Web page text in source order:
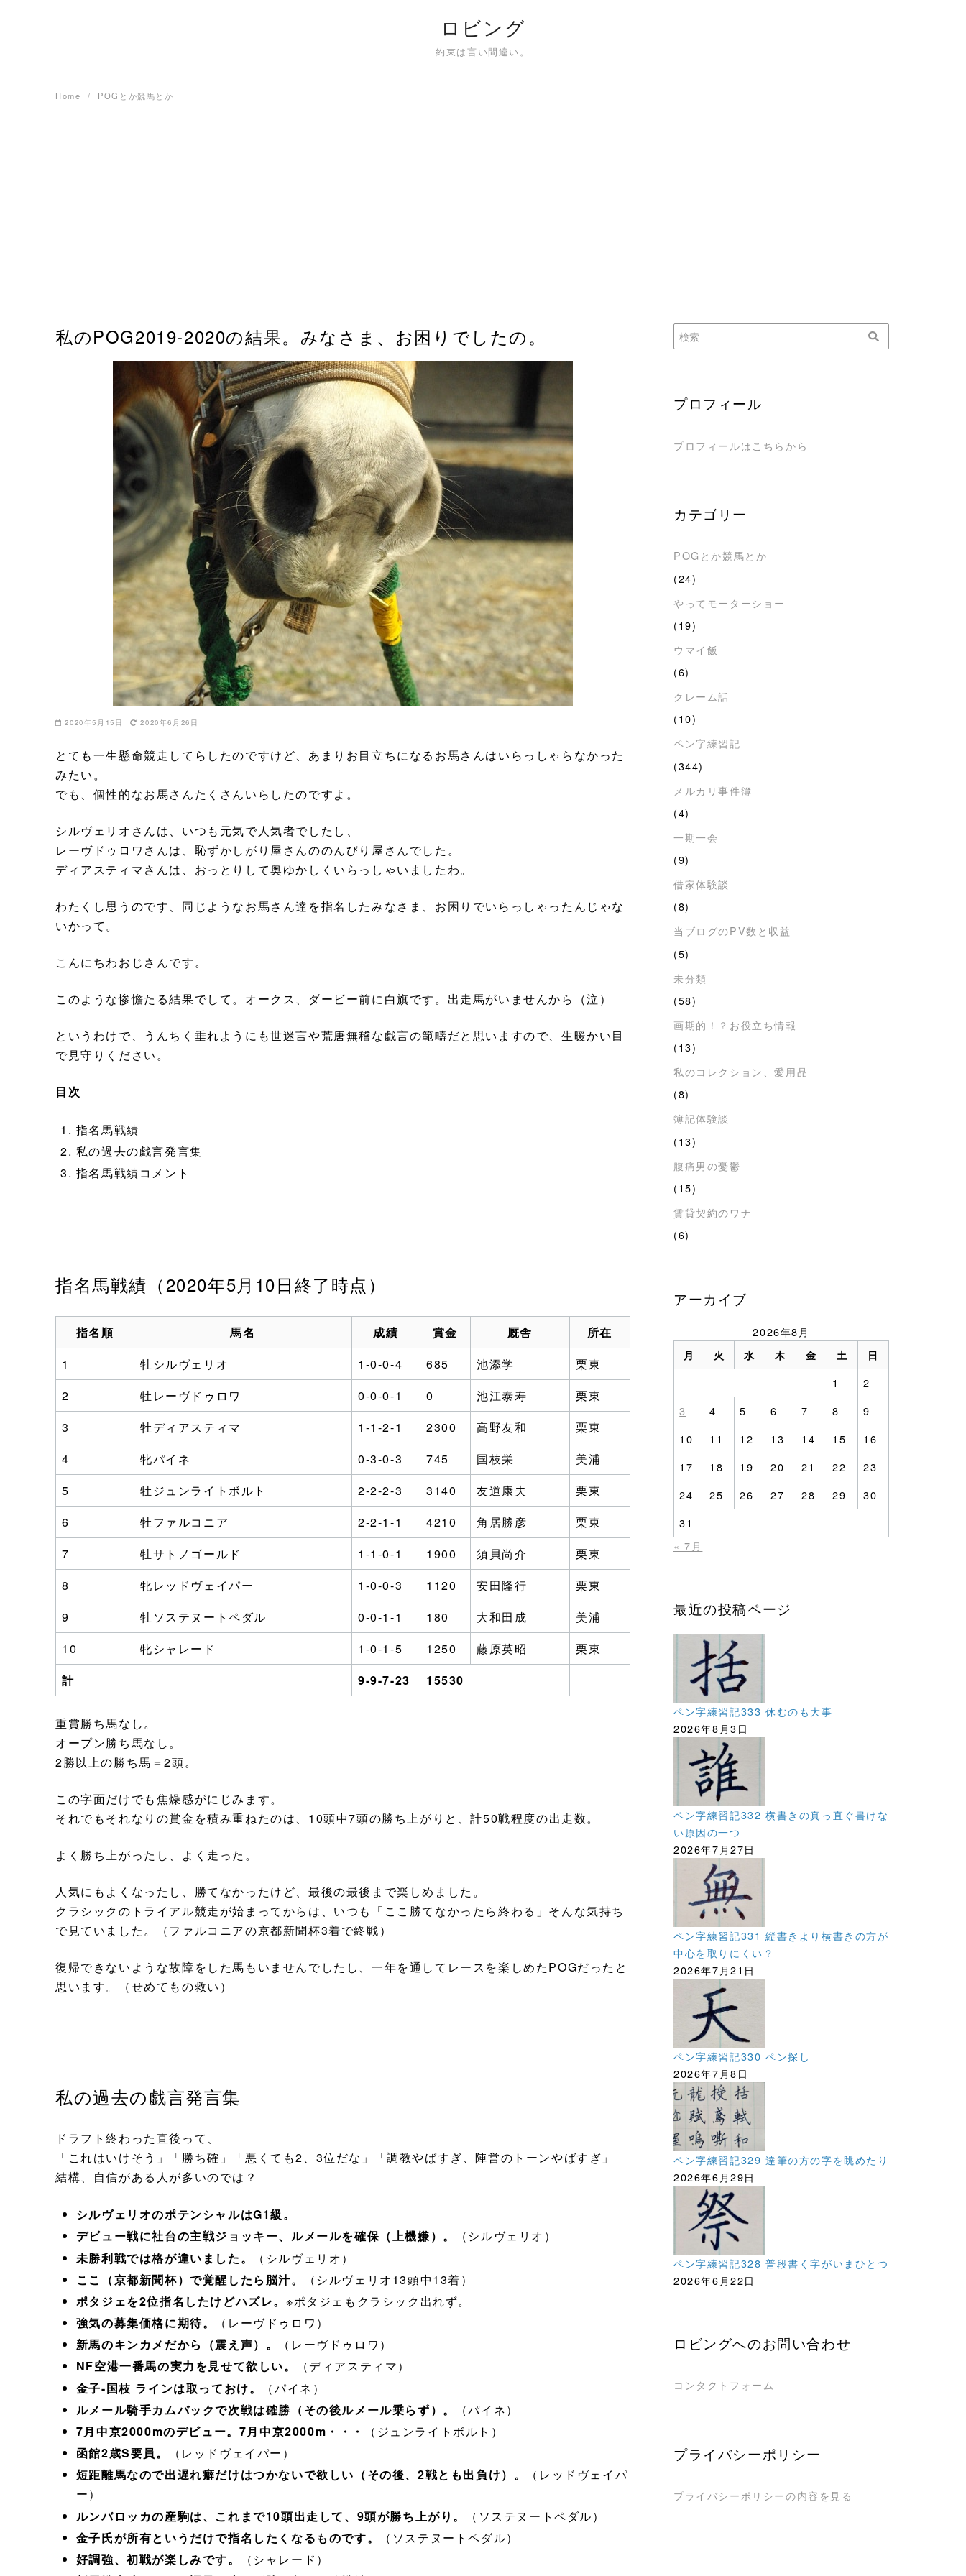
ロビング
約束は言い間違い。
Home POGとか競馬とか
私のPOG2019-2020の結果。みなさま、お困りでしたの。
2020年5月15日 2020年6月26日
とても一生懸命競走してらしたのですけど、あまりお目立ちになるお馬さんはいらっしゃらなかった
みたい。
でも、個性的なお馬さんたくさんいらしたのですよ。
シルヴェリオさんは、いつも元気で人気者でしたし、
レーヴドゥロワさんは、恥ずかしがり屋さんののんびり屋さんでした。
ディアスティマさんは、おっとりして奥ゆかしくいらっしゃいましたわ。
わたくし思うのです、同じようなお馬さん達を指名したみなさま、お困りでいらっしゃったんじゃな
いかって。
こんにちわおじさんです。
このような惨憺たる結果でして。オークス、ダービー前に白旗です。出走馬がいませんから（泣）
というわけで、うんちく垂れようにも世迷言や荒唐無稽な戯言の範疇だと思いますので、生暖かい目
で見守りください。
目次
指名馬戦績
私の過去の戯言発言集
指名馬戦績コメント
指名馬戦績（2020年5月10日終了時点）
指名順 馬名 成績 賞金 厩舎
所在
1
牡シルヴェリオ 1-0-0-4 685 池添学
栗東
2
牡レーヴドゥロワ 0-0-0-1 0 池江泰寿
栗東
3
牡ディアスティマ 1-1-2-1 2300 高野友和
栗東
4
牝パイネ 0-3-0-3 745 国枝栄
美浦
5
牡ジュンライトボルト 2-2-2-3 3140 友道康夫
栗東
6
牡ファルコニア 2-2-1-1 4210 角居勝彦
栗東
7
牡サトノゴールド 1-1-0-1 1900 須貝尚介
栗東
8
牝レッドヴェイパー 1-0-0-3 1120 安田隆行
栗東
9
牡ソステヌートペダル 0-0-1-1 180 大和田成
美浦
10
牝シャレード 1-0-1-5 1250 藤原英昭
栗東
計
9-9-7-23 15530
重賞勝ち馬なし。
オープン勝ち馬なし。
2勝以上の勝ち馬＝2頭。
この字面だけでも焦燥感がにじみます。
それでもそれなりの賞金を積み重ねたのは、10頭中7頭の勝ち上がりと、計50戦程度の出走数。
よく勝ち上がったし、よく走った。
人気にもよくなったし、勝てなかったけど、最後の最後まで楽しめました。
クラシックのトライアル競走が始まってからは、いつも「ここ勝てなかったら終わる」そんな気持ち
で見ていました。（ファルコニアの京都新聞杯3着で終戦）
復帰できないような故障をした馬もいませんでしたし、一年を通してレースを楽しめたPOGだったと
思います。（せめてもの救い）
私の過去の戯言発言集
ドラフト終わった直後って、
「これはいけそう」「勝ち確」「悪くても2、3位だな」「調教やばすぎ、陣営のトーンやばすぎ」
結構、自信がある人が多いのでは？
シルヴェリオのポテンシャルはG1級。
デビュー戦に社台の主戦ジョッキー、ルメールを確保（上機嫌）。
（シルヴェリオ）
未勝利戦では格が違いました。
（シルヴェリオ）
ここ（京都新聞杯）で覚醒したら脳汁。
（シルヴェリオ13頭中13着）
ポタジェを2位指名したけどハズレ。 ※ポタジェもクラシック出れず。
強気の募集価格に期待。
（レーヴドゥロワ）
新馬のキンカメだから（震え声）。
（レーヴドゥロワ）
NF空港一番馬の実力を見せて欲しい。
（ディアスティマ）
金子-国枝 ラインは取っておけ。
（パイネ）
ルメール騎手カムバックで次戦は確勝（その後ルメール乗らず）。
（パイネ）
7月中京2000mのデビュー。7月中京2000m・・・
（ジュンライトボルト）
函館2歳S要員。
（レッドヴェイパー）
短距離馬なので出遅れ癖だけはつかないで欲しい（その後、2戦とも出負け）。
（レッドヴェイパ
ー）
ルンバロッカの産駒は、これまで10頭出走して、9頭が勝ち上がり。
（ソステヌートペダル）
金子氏が所有というだけで指名したくなるものです。
（ソステヌートペダル）
好調強、初戦が楽しみです。
（シャレード）
プロフィール
プロフィールはこちらから
カテゴリー
POGとか競馬とか
(24)
やってモーターショー
(19)
ウマイ飯
(6)
クレーム話
(10)
ペン字練習記
(344)
メルカリ事件簿
(4)
一期一会
(9)
借家体験談
(8)
当ブログのPV数と収益
(5)
未分類
(58)
画期的！？お役立ち情報
(13)
私のコレクション、愛用品
(8)
簿記体験談
(13)
腹痛男の憂鬱
(15)
賃貸契約のワナ
(6)
アーカイブ
2026年8月
月 火 水 木 金 土 日
1
2
3
4 5 6 7 8
9
10
11 12 13 14 15
16
17
18 19 20 21 22
23
24
25 26 27 28 29
30
31
« 7月
最近の投稿ページ
ペン字練習記333 休むのも大事
2026年8月3日
ペン字練習記332 横書きの真っ直ぐ書けな
い原因の一つ
2026年7月27日
ペン字練習記331 縦書きより横書きの方が
中心を取りにくい？
2026年7月21日
ペン字練習記330 ペン探し
2026年7月8日
ペン字練習記329 達筆の方の字を眺めたり
2026年6月29日
ペン字練習記328 普段書く字がいまひとつ
2026年6月22日
ロビングへのお問い合わせ
コンタクトフォーム
プライバシーポリシー
プライバシーポリシーの内容を見る